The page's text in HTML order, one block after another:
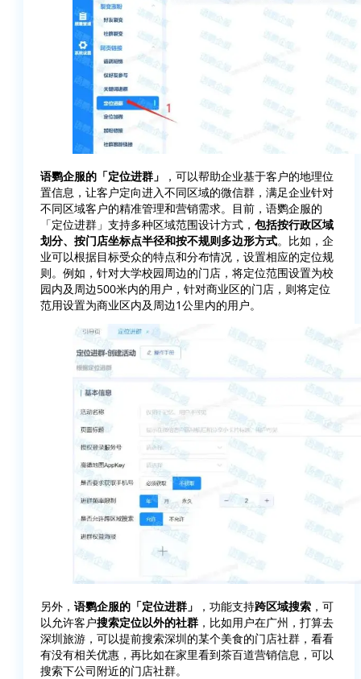
语鹦企服的「定位进群」
，可以帮助企业基于客户的地理位
置信息，让客户定向进入不同区域的微信群，满足企业针对
不同区域客户的精准管理和营销需求。目前，语鹦企服的
「定位进群」支持多种区域范围设计方式， 包括按行政区域
划分、按门店坐标点半径和按不规则多边形方式。比如，企
业可以根据目标受众的特点和分布情况，设置相应的定位规
则。例如，针对大学校园周边的门店，将定位范围设置为校
园内及周边500米内的用户，针对商业区的门店，则将定位
范用设置为商业区内及周边1公里内的用户。
另外， 语鹦企服的「定位进群」 ，功能支持跨区域搜索 ，可
以允许客户搜索定位以外的社群 ，比如用户在广州，打算去
深圳旅游，可以提前搜索深圳的某个美食的门店社群，看看
有没有相关优惠，再比如在家里看到茶百道营销信息，可以
搜索下公司附近的门店社群。